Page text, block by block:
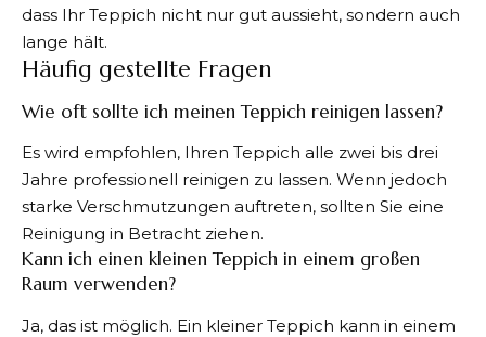
dass Ihr Teppich nicht nur gut aussieht, sondern auch
lange hält.
Häufig gestellte Fragen
Wie oft sollte ich meinen Teppich reinigen lassen?
Es wird empfohlen, Ihren Teppich alle zwei bis drei
Jahre professionell reinigen zu lassen. Wenn jedoch
starke Verschmutzungen auftreten, sollten Sie eine
Reinigung in Betracht ziehen.
Kann ich einen kleinen Teppich in einem großen
Raum verwenden?
Ja, das ist möglich. Ein kleiner Teppich kann in einem